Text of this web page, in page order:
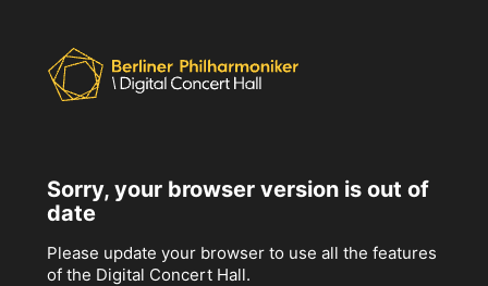
Sorry, your browser version is out of
date
Please update your browser to use all the features
of the Digital Concert Hall.